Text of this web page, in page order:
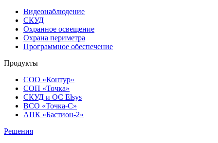
Видеонаблюдение
СКУД
Охранное освещение
Охрана периметра
Программное обеспечение
Продукты
СОО «Контур»
СОП «Точка»
СКУД и ОС Elsys
ВСО «Точка-С»
АПК «Бастион-2»
Решения